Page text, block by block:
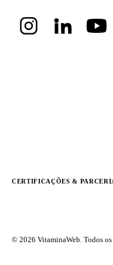
CERTIFICAÇÕES &
© 2026 VitaminaWeb. Todos